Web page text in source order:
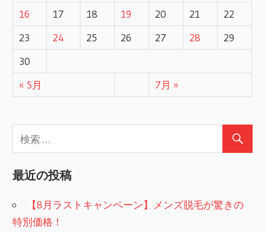
« 5月 7月 »
16
17 18 19 20 21
22
23
24 25 26 27 28
29
30
最近の投稿
【8月ラストキャンペーン】メンズ脱毛が驚きの
特別価格！